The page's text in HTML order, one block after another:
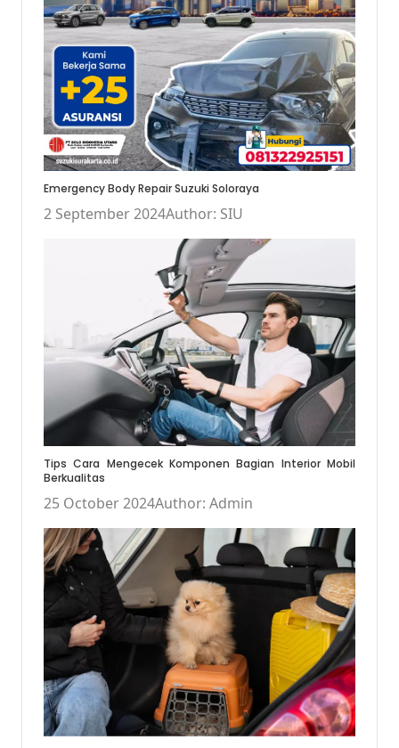
Emergency Body Repair Suzuki Soloraya
2 September 2024Author: SIU
Tips Cara Mengecek Komponen Bagian Interior Mobil
Berkualitas
25 October 2024Author: Admin